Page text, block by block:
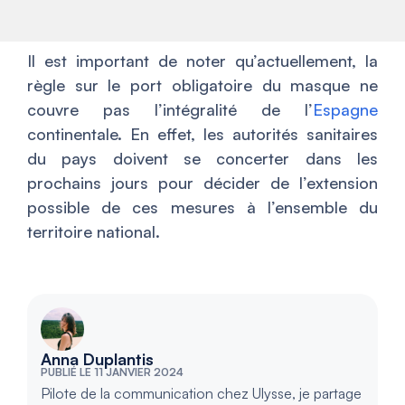
Il est important de noter qu’actuellement, la
règle sur le port obligatoire du masque ne
couvre pas l’intégralité de l’Espagne
continentale. En effet, les autorités sanitaires
du pays doivent se concerter dans les
prochains jours pour décider de l’extension
possible de ces mesures à l’ensemble du
territoire national.
Anna Duplantis
PUBLIÉ LE 11 JANVIER 2024
Pilote de la communication chez Ulysse, je partage